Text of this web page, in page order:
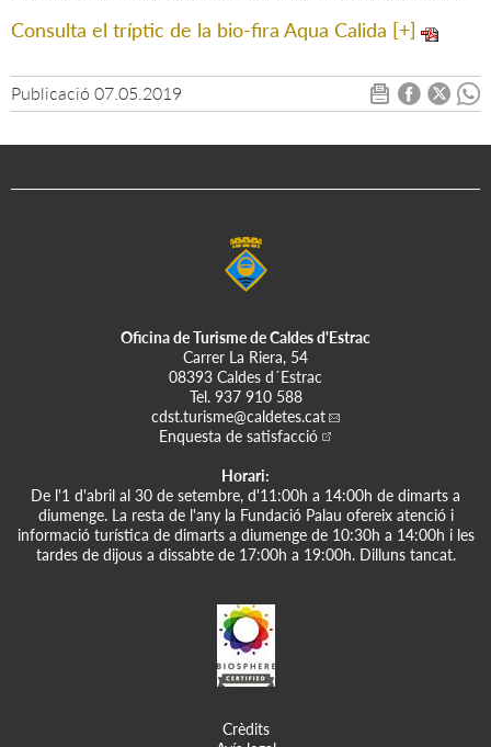
Consulta el tríptic de la bio-fira Aqua Calida [+]
Publicació 07.05.2019
Oficina de Turisme de Caldes d'Estrac
Carrer La Riera, 54
08393 Caldes d´Estrac
Tel. 937 910 588
cdst.turisme@caldetes.cat
Enquesta de satisfacció
Horari:
De l'1 d'abril al 30 de setembre, d'11:00h a 14:00h de dimarts a
diumenge. La resta de l'any la Fundació Palau ofereix atenció i
informació turística de dimarts a diumenge de 10:30h a 14:00h i les
tardes de dijous a dissabte de 17:00h a 19:00h. Dilluns tancat.
Crèdits